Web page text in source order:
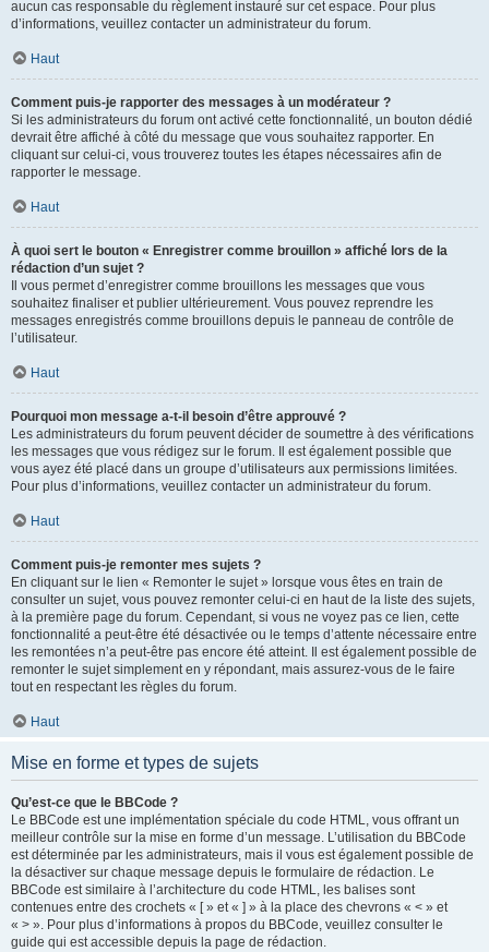
aucun cas responsable du règlement instauré sur cet espace. Pour plus
d’informations, veuillez contacter un administrateur du forum.
Haut
Comment puis-je rapporter des messages à un modérateur ?
Si les administrateurs du forum ont activé cette fonctionnalité, un bouton dédié
devrait être affiché à côté du message que vous souhaitez rapporter. En
cliquant sur celui-ci, vous trouverez toutes les étapes nécessaires afin de
rapporter le message.
Haut
À quoi sert le bouton « Enregistrer comme brouillon » affiché lors de la
rédaction d’un sujet ?
Il vous permet d’enregistrer comme brouillons les messages que vous
souhaitez finaliser et publier ultérieurement. Vous pouvez reprendre les
messages enregistrés comme brouillons depuis le panneau de contrôle de
l’utilisateur.
Haut
Pourquoi mon message a-t-il besoin d’être approuvé ?
Les administrateurs du forum peuvent décider de soumettre à des vérifications
les messages que vous rédigez sur le forum. Il est également possible que
vous ayez été placé dans un groupe d’utilisateurs aux permissions limitées.
Pour plus d’informations, veuillez contacter un administrateur du forum.
Haut
Comment puis-je remonter mes sujets ?
En cliquant sur le lien « Remonter le sujet » lorsque vous êtes en train de
consulter un sujet, vous pouvez remonter celui-ci en haut de la liste des sujets,
à la première page du forum. Cependant, si vous ne voyez pas ce lien, cette
fonctionnalité a peut-être été désactivée ou le temps d’attente nécessaire entre
les remontées n’a peut-être pas encore été atteint. Il est également possible de
remonter le sujet simplement en y répondant, mais assurez-vous de le faire
tout en respectant les règles du forum.
Haut
Mise en forme et types de sujets
Qu’est-ce que le BBCode ?
Le BBCode est une implémentation spéciale du code HTML, vous offrant un
meilleur contrôle sur la mise en forme d’un message. L’utilisation du BBCode
est déterminée par les administrateurs, mais il vous est également possible de
la désactiver sur chaque message depuis le formulaire de rédaction. Le
BBCode est similaire à l’architecture du code HTML, les balises sont
contenues entre des crochets « [ » et « ] » à la place des chevrons « < » et
« > ». Pour plus d’informations à propos du BBCode, veuillez consulter le
guide qui est accessible depuis la page de rédaction.